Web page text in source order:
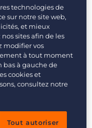
Login
: Qu’est-
mobile ?
mobile et
dans le
panne de
et de
technologies de
sur notre site web,
et mieux
sites afin de les
modifier vos
à tout moment
bas à gauche de
cookies et
consultez notre
Tout autoriser